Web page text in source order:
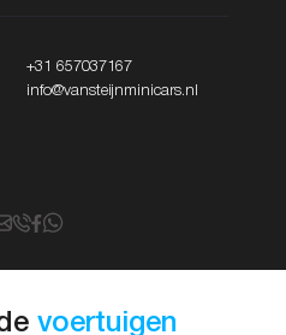
+31 657037167
info@vansteijnminicars.nl
voertuigen